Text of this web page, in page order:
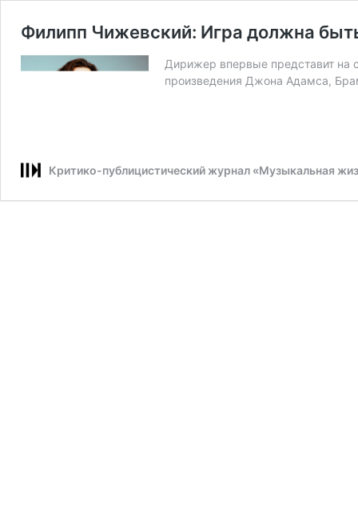
Филипп Чижевский: Игра должна
Дирижер впервые представит на
произведения Джона Адамса,
Критико-публицистический журнал «Музыкальная